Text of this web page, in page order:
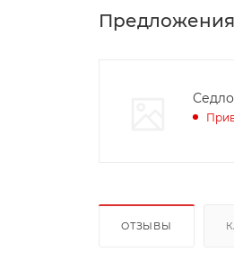
Предложения
Седло
ОТЗЫВЫ